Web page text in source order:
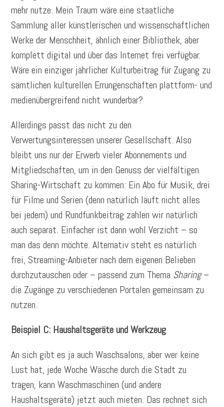
mehr nutze. Mein Traum wäre eine staatliche
Sammlung aller künstlerischen und wissenschaftlichen
Werke der Menschheit, ähnlich einer Bibliothek, aber
komplett digital und über das Internet frei verfügbar.
Wäre ein einziger jährlicher Kulturbeitrag für Zugang zu
sämtlichen kulturellen Errungenschaften plattform- und
medienübergreifend nicht wunderbar?
Allerdings passt das nicht zu den
Verwertungsinteressen unserer Gesellschaft. Also
bleibt uns nur der Erwerb vieler Abonnements und
Mitgliedschaften, um in den Genuss der vielfältigen
Sharing-Wirtschaft zu kommen: Ein Abo für Musik, drei
für Filme und Serien (denn natürlich läuft nicht alles
bei jedem) und Rundfunkbeitrag zahlen wir natürlich
auch separat. Einfacher ist dann wohl Verzicht – so
man das denn möchte. Alternativ steht es natürlich
frei, Streaming-Anbieter nach dem eigenen Belieben
durchzutauschen oder – passend zum Thema Sharing–
die Zugänge zu verschiedenen Portalen gemeinsam zu
nutzen.
Beispiel C: Haushaltsgeräte und Werkzeug
An sich gibt es ja auch Waschsalons, aber wer keine
Lust hat, jede Woche Wäsche durch die Stadt zu
tragen, kann Waschmaschinen (und andere
Haushaltsgeräte) jetzt auch mieten. Das rechnet sich